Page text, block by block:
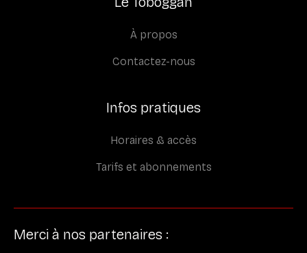
À propos
Contactez-nous
Infos pratiques
Horaires & accès
Tarifs et abonnements
Merci à nos partenaires :